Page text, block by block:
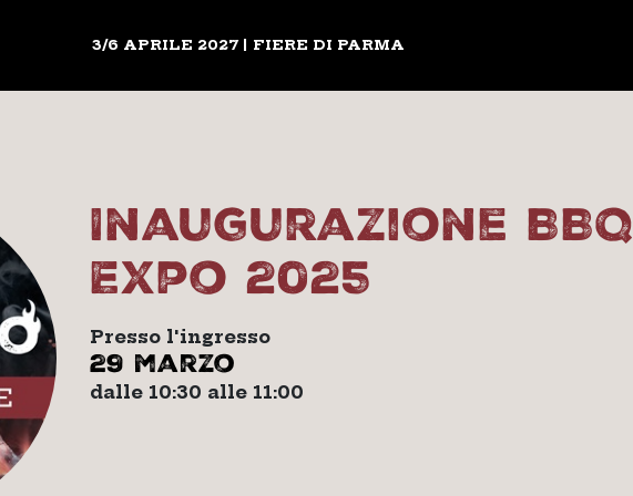
3/6 APRILE 2027 | FIERE DI PARMA
Inaugurazione BBQ
Expo 2025
Presso l'ingresso
29 marzo
dalle 10:30 alle 11:00